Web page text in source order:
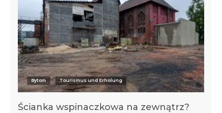
Bytom Tourismus und Erholung
Ścianka wspinaczkowa na zewnątrz?